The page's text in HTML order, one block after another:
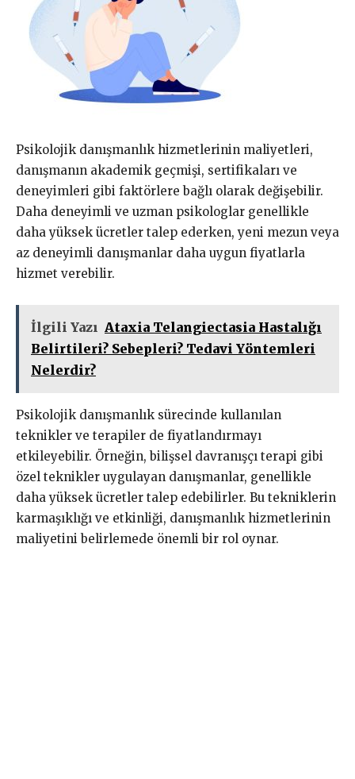
Psikolojik danışmanlık hizmetlerinin maliyetleri,
danışmanın akademik geçmişi, sertifikaları ve
deneyimleri gibi faktörlere bağlı olarak değişebilir.
Daha deneyimli ve uzman psikologlar genellikle
daha yüksek ücretler talep ederken, yeni mezun veya
az deneyimli danışmanlar daha uygun fiyatlarla
hizmet verebilir.
İlgili Yazı Ataxia Telangiectasia Hastalığı
Belirtileri? Sebepleri? Tedavi Yöntemleri
Nelerdir?
Psikolojik danışmanlık sürecinde kullanılan
teknikler ve terapiler de fiyatlandırmayı
etkileyebilir. Örneğin, bilişsel davranışçı terapi gibi
özel teknikler uygulayan danışmanlar, genellikle
daha yüksek ücretler talep edebilirler. Bu tekniklerin
karmaşıklığı ve etkinliği, danışmanlık hizmetlerinin
maliyetini belirlemede önemli bir rol oynar.